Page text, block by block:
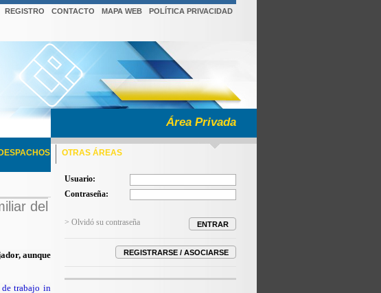
REGISTRO CONTACTO MAPA WEB POLÍTICA PRIVACIDAD
OTRAS ÁREAS
Área Privada
Usuario:
Contraseña:
> Olvidó su contraseña
del
aunque
trabajo in